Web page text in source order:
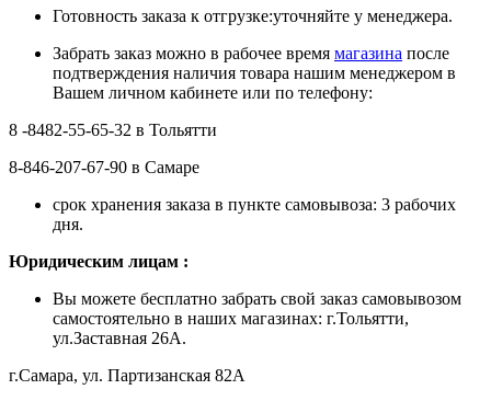
Готовность заказа к отгрузке:уточняйте у менеджера.
Забрать заказ можно в рабочее время магазина после
подтверждения наличия товара нашим менеджером в
Вашем личном кабинете или по телефону:
8 -8482-55-65-32 в Тольятти
8-846-207-67-90 в Самаре
срок хранения заказа в пункте самовывоза: 3 рабочих
дня.
Юридическим лицам :
Вы можете бесплатно забрать свой заказ самовывозом
самостоятельно в наших магазинах: г.Тольятти,
ул.Заставная 26А.
г.Самара, ул. Партизанская 82А